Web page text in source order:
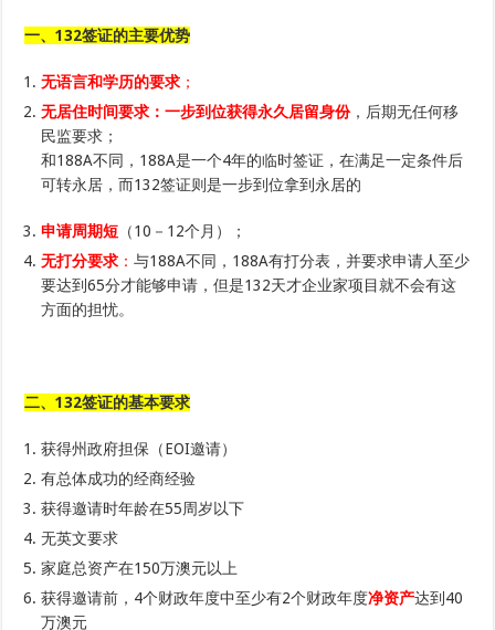
一、132签证的主要优势
无语言和学历的要求 ；
无居住时间要求：一步到位获得永久居留身份，后期无任何移
民监要求；
和188A不同，188A是一个4年的临时签证，在满足一定条件后
可转永居，而132签证则是一步到位拿到永居的
申请周期短 （10－12个月）；
无打分要求 ：与188A不同，188A有打分表，并要求申请人至少
要达到65分才能够申请，但是132天才企业家项目就不会有这
方面的担忧。
二、132签证的基本要求
获得州政府担保（EOI邀请）
有总体成功的经商经验
获得邀请时年龄在55周岁以下
无英文要求
家庭总资产在150万澳元以上
获得邀请前，4个财政年度中至少有2个财政年度净资产达到40
万澳元